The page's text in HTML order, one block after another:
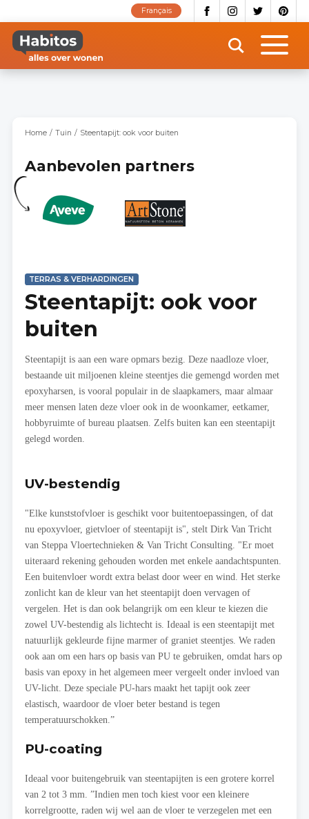
naar
inhoud
gaan
Français
Home Tuin Steentapijt: ook voor buiten
Aanbevolen partners
TERRAS & VERHARDINGEN
Steentapijt: ook voor
buiten
Steentapijt is aan een ware opmars bezig. Deze naadloze vloer,
bestaande uit miljoenen kleine steentjes die gemengd worden met
epoxyharsen, is vooral populair in de slaapkamers, maar almaar
meer mensen laten deze vloer ook in de woonkamer, eetkamer,
hobbyruimte of bureau plaatsen. Zelfs buiten kan een steentapijt
gelegd worden.
UV-bestendig
"Elke kunststofvloer is geschikt voor buitentoepassingen, of dat
nu epoxyvloer, gietvloer of steentapijt is", stelt Dirk Van Tricht
van Steppa Vloertechnieken & Van Tricht Consulting. "Er moet
uiteraard rekening gehouden worden met enkele aandachtspunten.
Een buitenvloer wordt extra belast door weer en wind. Het sterke
zonlicht kan de kleur van het steentapijt doen vervagen of
vergelen. Het is dan ook belangrijk om een kleur te kiezen die
zowel UV-bestendig als lichtecht is. Ideaal is een steentapijt met
natuurlijk gekleurde fijne marmer of graniet steentjes. We raden
ook aan om een hars op basis van PU te gebruiken, omdat hars op
basis van epoxy in het algemeen meer vergeelt onder invloed van
UV-licht. Deze speciale PU-hars maakt het tapijt ook zeer
elastisch, waardoor de vloer beter bestand is tegen
temperatuurschokken.”
PU-coating
Ideaal voor buitengebruik van steentapijten is een grotere korrel
van 2 tot 3 mm. ”Indien men toch kiest voor een kleinere
korrelgrootte, raden wij wel aan de vloer te verzegelen met een